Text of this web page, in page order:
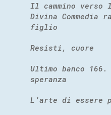
Il cammino
Divina Commedia
figlio
Resisti, cuore
Ultimo banco 166.
speranza
L’arte di essere